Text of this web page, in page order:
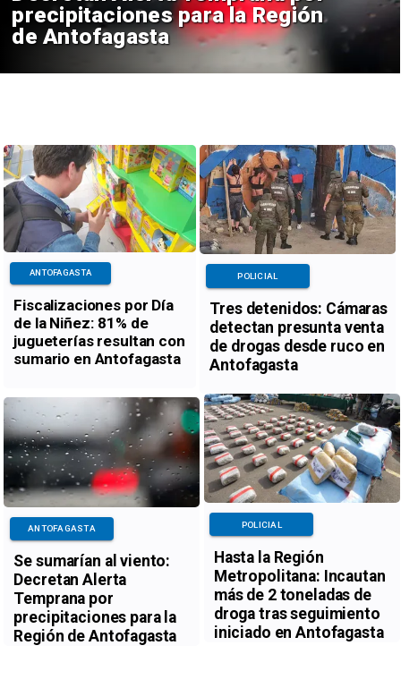
precipitaciones para la Región
de Antofagasta
Fiscalizaciones por Día
de la Niñez: 81% de
jugueterías resultan con
sumario en Antofagasta
ANTOFAGASTA
Tres detenidos: Cámaras
detectan presunta venta
de drogas desde ruco en
Antofagasta
POLICIAL
Se sumarían al viento:
Decretan Alerta
Temprana por
precipitaciones para la
Región de Antofagasta
ANTOFAGASTA
Hasta la Región
Metropolitana: Incautan
más de 2 toneladas de
droga tras seguimiento
iniciado en Antofagasta
POLICIAL